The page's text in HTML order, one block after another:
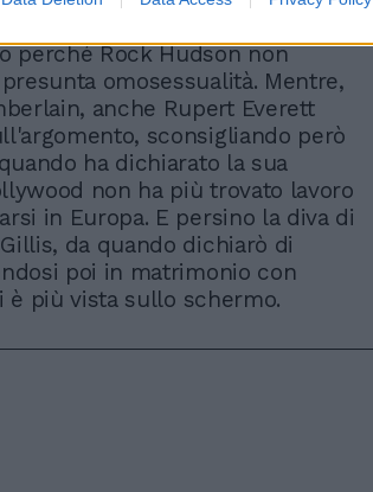
perché Rock Hudson non
omosessualità. Mentre,
anche Rupert Everett
sconsigliando però
ha dichiarato la sua
non ha più trovato lavoro
in Europa. E persino la diva di
da quando dichiarò di
poi in matrimonio con
è più vista sullo schermo.